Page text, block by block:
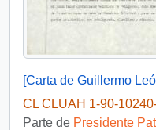
CL CLUAH 1-90-
Parte de Presidente